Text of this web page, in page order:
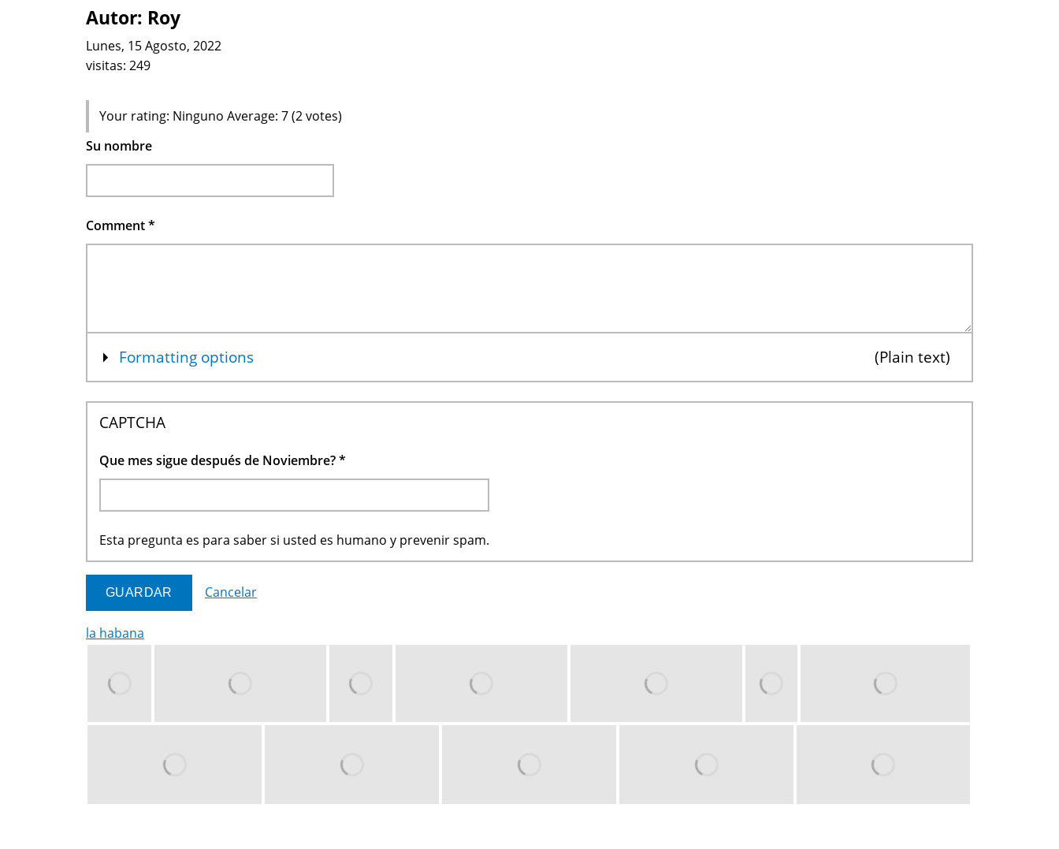
Autor: Roy
Lunes, 15 Agosto, 2022
visitas: 249
Your rating: Ninguno Average: 7(2votes)
Su nombre
Comment*
Mostrar
Formatting options Plain text
CAPTCHA
Que mes sigue después de Noviembre?*
Esta pregunta es para saber si usted es humano y prevenir spam.
Cancelar
la habana